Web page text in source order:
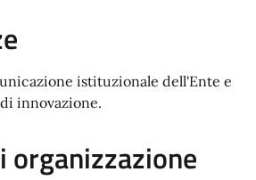
istituzionale dell'Ente e
innovazione.
organizzazione